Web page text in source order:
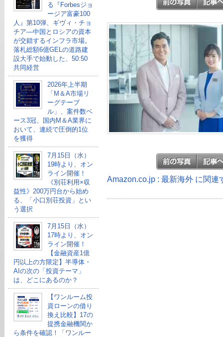
る『Forbesジョ
ージア富豪100
人』第10弾、ギヴィ・チョ
チア―中国とロシアの資本
が交錯するインフラ市場。
落札総額6億GELの道路建
設大手で始動した、50:50
共同経営
2026年上半期
「M＆A市場リ
ーグテーブ
ル」、案件数ベ
ース3冠、国内M＆A業界に
おいて、連続で圧倒的1位
を獲得
7月15日（水）
19時より、オン
ライン開催！
《別荘利用×収
益性》200万円台から始め
る、「小口別荘投資」とい
う選択
7月15日（水）
17時より、オン
ライン開催！
【金融資産1億
円以上の方限定】半導体・
AIの次の「投資テーマ」
は、どこにあるのか？
【ワンルーム投
資ローンの借り
換え比較】17の
提携金融機関か
ら条件を確認！「ワンルー
Amazon.co.jp : 最新海外 に関連